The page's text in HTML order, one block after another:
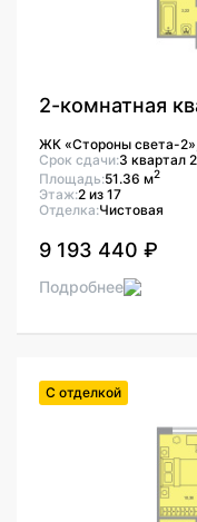
2-комнатная
ЖК «Стороны света-
Срок сдачи:3 квартал
Площадь:51.36 м2
Этаж:2 из 17
Отделка:Чистовая
9 193 440 ₽
Подробнее
С отделкой